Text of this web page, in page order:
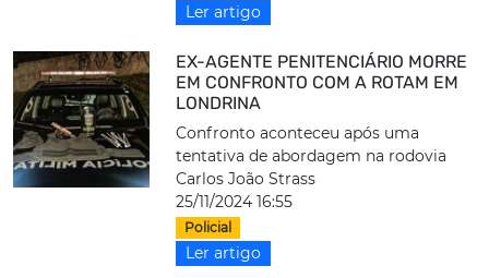
Ler artigo
EX-AGENTE PENITENCIÁRIO MORRE
EM CONFRONTO COM A ROTAM EM
LONDRINA
Confronto aconteceu após uma
tentativa de abordagem na rodovia
Carlos João Strass
25/11/2024 16:55
Policial
Ler artigo